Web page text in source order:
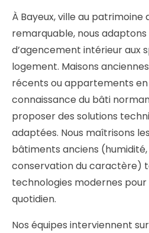
À Bayeux, ville au
remarquable, nous
d’agencement intérieur aux
logement. Maisons
récents ou appartements
connaissance du bâti
proposer des solutions
adaptées. Nous maîtrisons
bâtiments anciens (humidité,
conservation du caractère)
technologies modernes
quotidien.
Nos équipes interviennent